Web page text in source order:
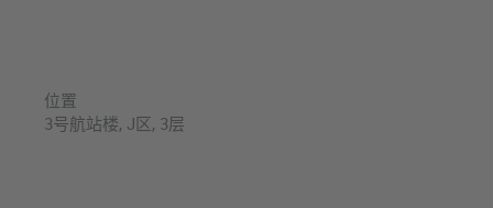
位置
3号航站楼, J区, 3层